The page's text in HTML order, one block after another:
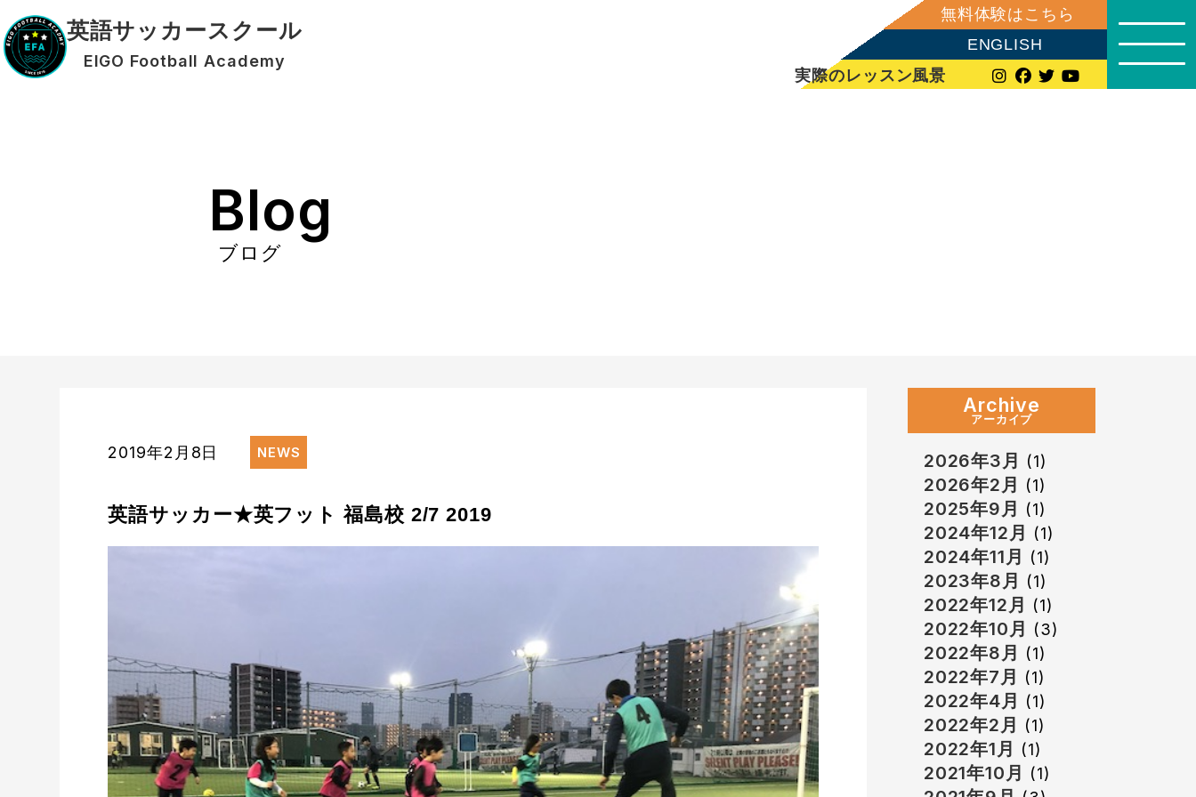
英語サッカースクール
EIGO Football Academy
無料体験はこちら
ENGLISH
実際のレッスン風景
Blog
ブログ
2019年2月8日 NEWS
英語サッカー★英フット 福島校 2/7 2019
Archive
アーカイブ
2026年3月 (1)
2026年2月 (1)
2025年9月 (1)
2024年12月 (1)
2024年11月 (1)
2023年8月 (1)
2022年12月 (1)
2022年10月 (3)
2022年8月 (1)
2022年7月 (1)
2022年4月 (1)
2022年2月 (1)
2022年1月 (1)
2021年10月 (1)